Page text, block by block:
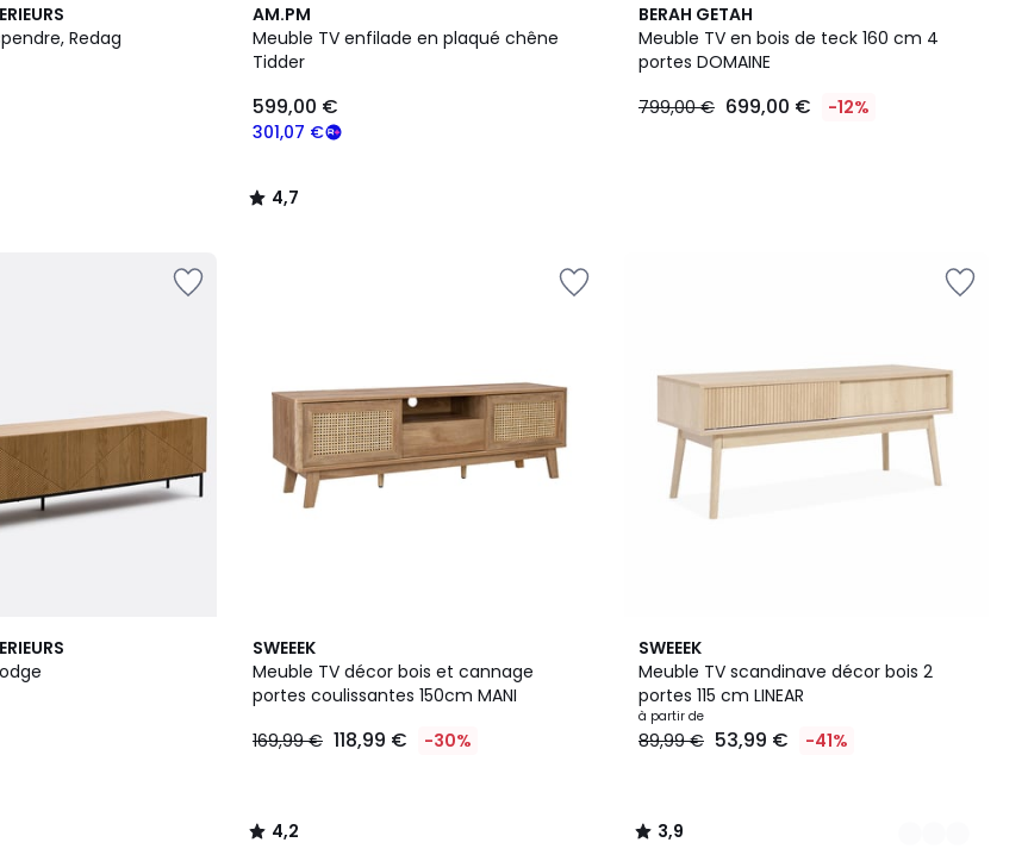
Redag
AM.PM
Meuble TV enfilade en plaqué chêne
Tidder
301,07 €
599,00 €
4,7
/ 5
4,7
/
BERAH GETAH
Meuble TV en bois de teck 160 cm 4
portes DOMAINE
799,00 € 699,00 € -12%
SWEEEK
Meuble TV décor bois et cannage
portes coulissantes 150cm MANI
169,99 € 118,99 € -30%
4,2
/ 5
4,2
/
SWEEEK
Meuble TV scandinave décor bois 2
portes 115 cm LINEAR
à partir de
89,99 € 53,99 € -41%
3,9
/ 5
2
Couleurs
3,9
/